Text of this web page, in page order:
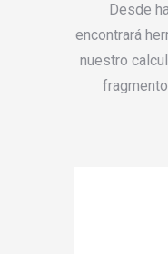
Desde
encontrará
nuestro